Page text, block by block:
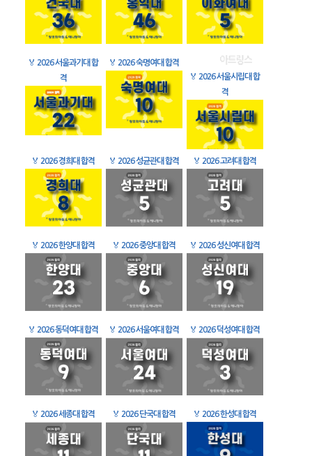
🏅 2026 서울과기대 합
격
🏅 2026 숙명여대 합격
🏅 2026 서울시립대 합
격
🏅 2026 경희대 합격 🏅 2026 성균관대 합격 🏅 2026 고려대 합격
🏅 2026 한양대 합격 🏅 2026 중앙대 합격 🏅 2026 성신여대 합격
🏅 2026 동덕여대 합격 🏅 2026 서울여대 합격 🏅 2026 덕성여대 합격
🏅 2026 세종대 합격 🏅 2026 단국대 합격 🏅 2026 한성대 합격